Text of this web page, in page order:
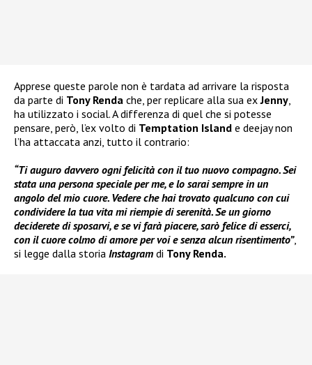
Apprese queste parole non è tardata ad arrivare la risposta
da parte di Tony Renda che, per replicare alla sua exJenny,
ha utilizzato i social. A differenza di quel che si potesse
pensare, però, l’ex volto di Temptation Island e deejay non
l’ha attaccata anzi, tutto il contrario:
“Ti auguro davvero ogni felicità con il tuo nuovo compagno. Sei
stata una persona speciale per me, e lo sarai sempre in un
angolo del mio cuore. Vedere che hai trovato qualcuno con cui
condividere la tua vita mi riempie di serenità. Se un giorno
deciderete di sposarvi, e se vi farà piacere, sarò felice di esserci,
con il cuore colmo di amore per voi e senza alcun risentimento”,
si legge dalla storia Instagram di Tony Renda.